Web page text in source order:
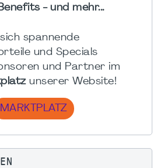
- und mehr...
spannende
und Specials
und Partner im
unserer Website!
MARKTPLATZ